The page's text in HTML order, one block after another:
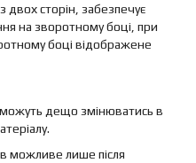
двох сторін, забезпечує
на зворотному боці, при
боці відображене
можуть дещо змінюватись в
можливе лише після